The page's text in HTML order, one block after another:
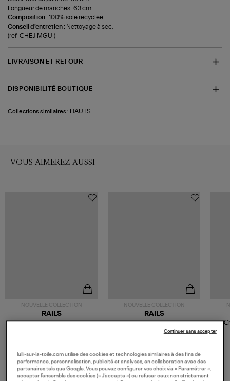
Longueur de manches : 63 cm.
Composition :100% soie recyclée.
Conseil d'entretien : Nettoyage à sec.
(ref-CHEJIMGUI)
LIVRAISON ET RETOUR
DISPONIBILITÉ BOUTIQUE
Collections similaires : HAUTS
VOUS AIMEREZ AUSSI
NOUVELLE COLLECTION
RAILS
Chemise Malin Ecru Midnight
NOUVELLE COLLECTION
208,00 €
RAILS
Chemise Bradshaw Washed
Indigo Stripe
lulli-sur-la-toile.com utilise des cookies et technologies similaires à des fins de
performance, personnalisation, publicité et analyses, en collaboration avec des
partenaires tels que Google. Vous pouvez configurer vos choix via « Paramétrer »,
accepter l’ensemble des cookies (« J’accepte ») ou refuser ceux non strictement
Continuer sans accepter